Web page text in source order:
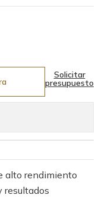
Solicitar
presupuesto
alto rendimiento
resultados